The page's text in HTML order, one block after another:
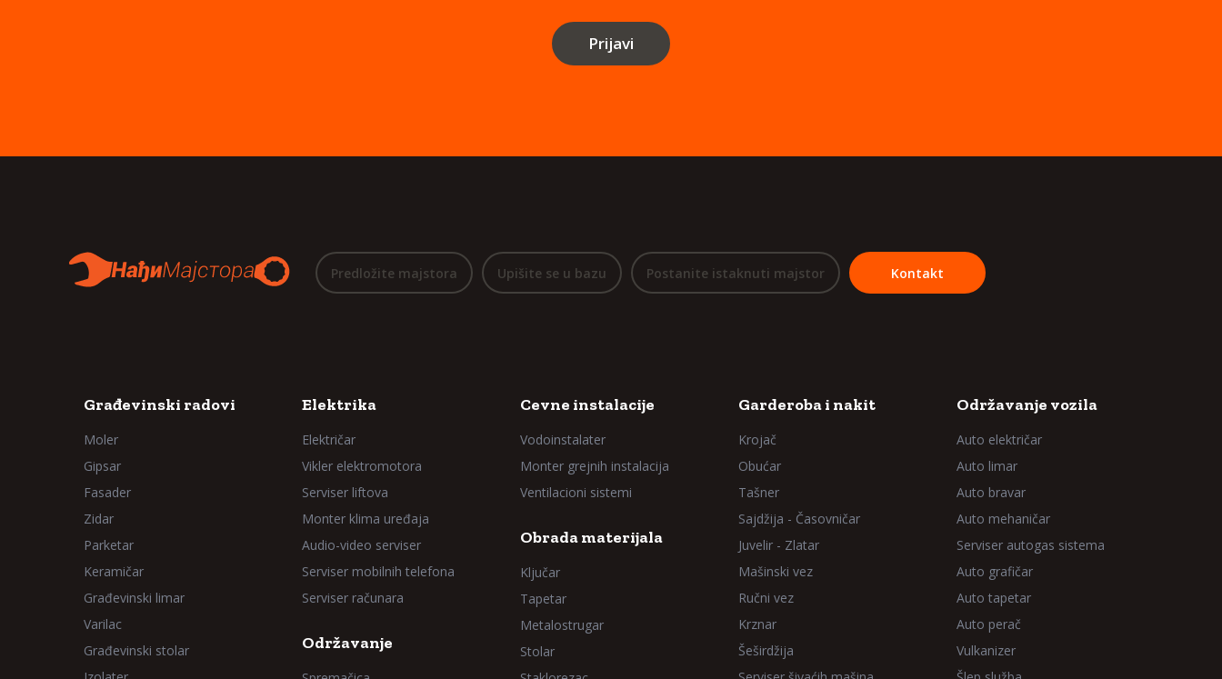
Prijavi
Predložite majstora Upišite se u bazu Postanite istaknuti majstor Kontakt
Građevinski radovi
Moler
Gipsar
Fasader
Zidar
Parketar
Keramičar
Građevinski limar
Varilac
Građevinski stolar
Elektrika
Električar
Vikler elektromotora
Serviser liftova
Monter klima uređaja
Audio-video serviser
Serviser mobilnih telefona
Serviser računara
Održavanje
Cevne instalacije
Vodoinstalater
Monter grejnih instalacija
Ventilacioni sistemi
Obrada materijala
Ključar
Tapetar
Metalostrugar
Stolar
Garderoba i nakit
Krojač
Obućar
Tašner
Sajdžija - Časovničar
Juvelir - Zlatar
Mašinski vez
Ručni vez
Krznar
Šeširdžija
Održavanje vozila
Auto električar
Auto limar
Auto bravar
Auto mehaničar
Serviser autogas sistema
Auto grafičar
Auto tapetar
Auto perač
Vulkanizer